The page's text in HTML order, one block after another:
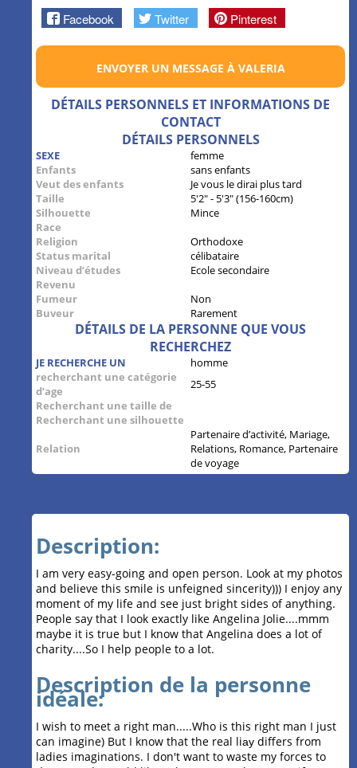
Facebook Twitter Pinterest
ENVOYER UN MESSAGE À VALERIA
DÉTAILS PERSONNELS ET INFORMATIONS DE
CONTACT
DÉTAILS PERSONNELS
SEXE
femme
Enfants
sans enfants
Veut des enfants
Je vous le dirai plus tard
Taille
5'2" - 5'3" (156-160cm)
Silhouette
Mince
Race
Religion
Orthodoxe
Status marital
célibataire
Niveau d’études
Ecole secondaire
Revenu
Fumeur
Non
Buveur
Rarement
DÉTAILS DE LA PERSONNE QUE VOUS
RECHERCHEZ
JE RECHERCHE UN
homme
recherchant une catégorie
d’age
25-55
Recherchant une taille de
Recherchant une silhouette
Relation
Partenaire d’activité, Mariage,
Relations, Romance, Partenaire
de voyage
Description:
I am very easy-going and open person. Look at my photos
and believe this smile is unfeigned sincerity))) I enjoy any
moment of my life and see just bright sides of anything.
People say that I look exactly like Angelina Jolie....mmm
maybe it is true but I know that Angelina does a lot of
charity....So I help people to a lot.
Description de la personne
idéale:
I wish to meet a right man.....Who is this right man I just
can imagine) But I know that the real liау differs from
ladies imaginations. I don't want to waste my forces to